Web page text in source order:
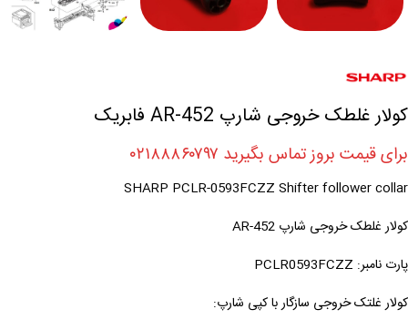
کولار غلطک خروجی شارپ AR-452 فابریک
برای قیمت بروز تماس بگیرید ۰۲۱۸۸۸۶۰۷۹۷
SHARP PCLR-0593FCZZ Shifter follower collar
کولار غلطک خروجی شارپ AR-452
پارت نامبر: PCLR0593FCZZ
کولار غلتک خروجی سازگار با کپی شارپ: